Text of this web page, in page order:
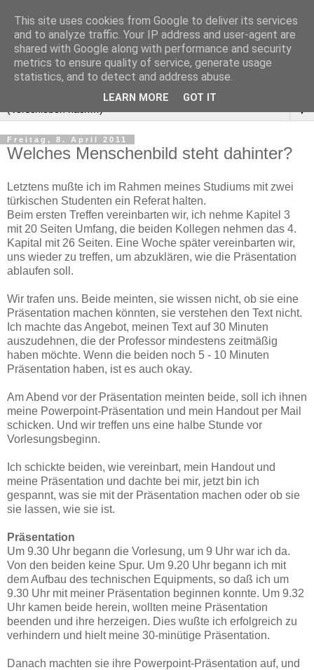
▼
Freitag, 8. April 2011
Welches Menschenbild steht dahinter?
Letztens mußte ich im Rahmen meines Studiums mit zwei
türkischen Studenten ein Referat halten.
Beim ersten Treffen vereinbarten wir, ich nehme Kapitel 3
mit 20 Seiten Umfang, die beiden Kollegen nehmen das 4.
Kapital mit 26 Seiten. Eine Woche später vereinbarten wir,
uns wieder zu treffen, um abzuklären, wie die Präsentation
ablaufen soll.
Wir trafen uns. Beide meinten, sie wissen nicht, ob sie eine
Präsentation machen könnten, sie verstehen den Text nicht.
Ich machte das Angebot, meinen Text auf 30 Minuten
auszudehnen, die der Professor mindestens zeitmäßig
haben möchte. Wenn die beiden noch 5 - 10 Minuten
Präsentation haben, ist es auch okay.
Am Abend vor der Präsentation meinten beide, soll ich ihnen
meine Powerpoint-Präsentation und mein Handout per Mail
schicken. Und wir treffen uns eine halbe Stunde vor
Vorlesungsbeginn.
Ich schickte beiden, wie vereinbart, mein Handout und
meine Präsentation und dachte bei mir, jetzt bin ich
gespannt, was sie mit der Präsentation machen oder ob sie
sie lassen, wie sie ist.
Präsentation
Um 9.30 Uhr begann die Vorlesung, um 9 Uhr war ich da.
Von den beiden keine Spur. Um 9.20 Uhr begann ich mit
dem Aufbau des technischen Equipments, so daß ich um
9.30 Uhr mit meiner Präsentation beginnen konnte. Um 9.32
Uhr kamen beide herein, wollten meine Präsentation
beenden und ihre herzeigen. Dies wußte ich erfolgreich zu
verhindern und hielt meine 30-minütige Präsentation.
Danach machten sie ihre Powerpoint-Präsentation auf, und
This site uses cookies from Google to deliver its services
and to analyze traffic. Your IP address and user-agent are
shared with Google along with performance and security
metrics to ensure quality of service, generate usage
statistics, and to detect and address abuse.
LEARN MORE GOT IT